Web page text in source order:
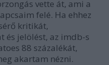
vette át, ami a
felé. Ha ehhez
kritikát,
és jelölést, az imdb-s
88 százalékát,
akartam nézni.